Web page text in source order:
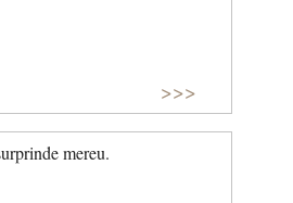
>>>
mereu.